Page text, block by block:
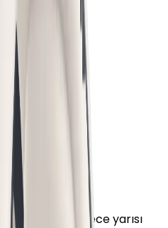
44mm GPS Gece yarısı